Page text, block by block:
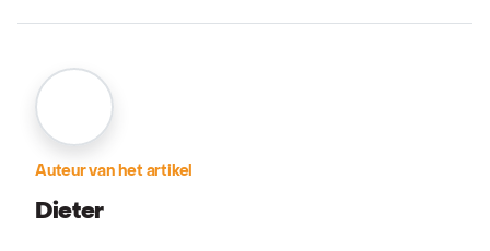
Auteur van het artikel
Dieter